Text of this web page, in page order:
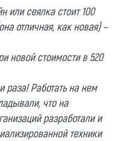
или сеялка стоит 100
отличная, как новая) –
новой стоимости в 520
раза! Работать на нем
что на
разработали и
техники